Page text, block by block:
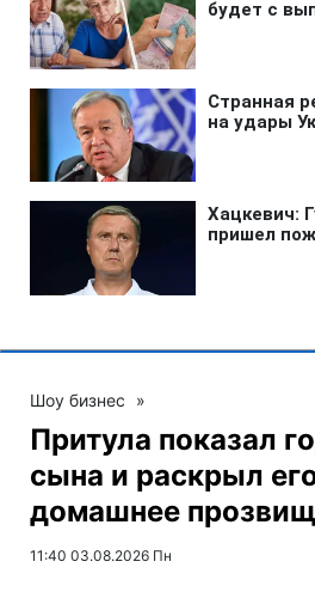
Шоу бизнес »
Притула показал
сына и раскрыл
домашнее
11:40 03.08.2026 Пн